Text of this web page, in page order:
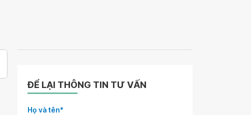
ĐỂ LẠI THÔNG TIN TƯ VẤN
Họ và tên*